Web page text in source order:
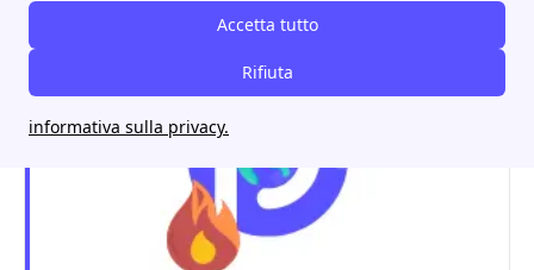
Accetta tutto
Rifiuta
informativa sulla privacy.